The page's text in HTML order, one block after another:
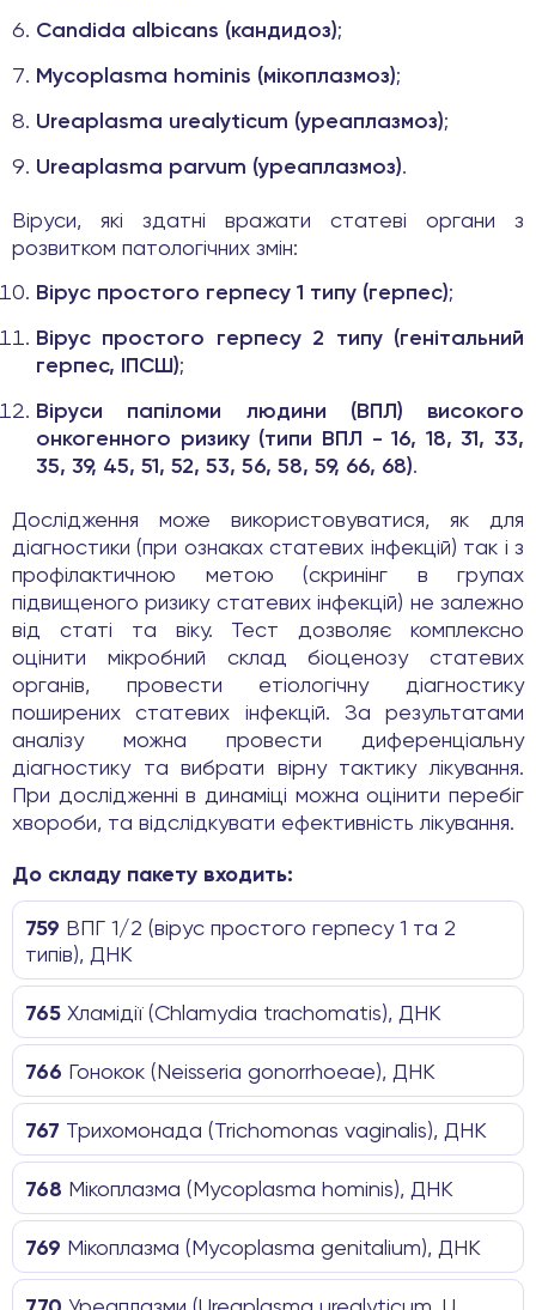
Candida albicans (кандидоз);
Mycoplasma hominis (мікоплазмоз);
Ureaplasma urealyticum (уреаплазмоз);
Ureaplasma parvum (уреаплазмоз).
Віруси, які здатні вражати статеві органи з
розвитком патологічних змін:
Вірус простого герпесу 1 типу (герпес);
Вірус простого герпесу 2 типу (генітальний
герпес, ІПСШ);
Віруси папіломи людини (ВПЛ) високого
онкогенного ризику (типи ВПЛ - 16, 18, 31, 33,
35, 39, 45, 51, 52, 53, 56, 58, 59, 66, 68).
Дослідження може використовуватися, як для
діагностики (при ознаках статевих інфекцій) так і з
профілактичною метою (скринінг в групах
підвищеного ризику статевих інфекцій) не залежно
від статі та віку. Тест дозволяє комплексно
оцінити мікробний склад біоценозу статевих
органів, провести етіологічну діагностику
поширених статевих інфекцій. За результатами
аналізу можна провести диференціальну
діагностику та вибрати вірну тактику лікування.
При дослідженні в динаміці можна оцінити перебіг
хвороби, та відслідкувати ефективність лікування.
До складу пакету входить:
759 ВПГ 1/2 (вірус простого герпесу 1 та 2
типів), ДНК
765 Хламідії (Chlamydia trachomatis), ДНК
766 Гонокок (Neisseria gonorrhoeae), ДНК
767 Трихомонада (Trichomonas vaginalis), ДНК
768 Мікоплазма (Mycoplasma hominis), ДНК
769 Мікоплазма (Mycoplasma genitalium), ДНК